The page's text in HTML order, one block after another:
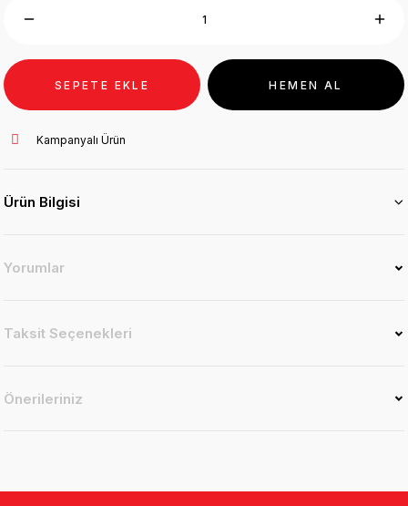
SEPETE EKLE HEMEN AL
Kampanyalı Ürün
Ürün Bilgisi
Yorumlar
Taksit Seçenekleri
Önerileriniz